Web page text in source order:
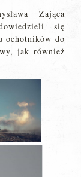
Zająca
się
ochotników do
jak również